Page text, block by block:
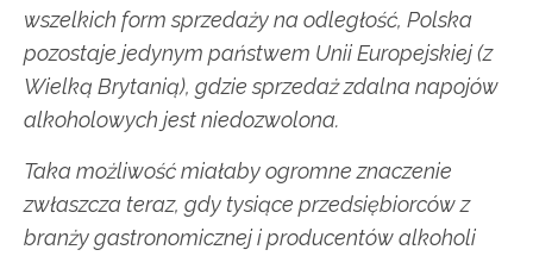
wszelkich form sprzedaży na odległość, Polska
pozostaje jedynym państwem Unii Europejskiej (z
Wielką Brytanią), gdzie sprzedaż zdalna napojów
alkoholowych jest niedozwolona.
Taka możliwość miałaby ogromne znaczenie
zwłaszcza teraz, gdy tysiące przedsiębiorców z
branży gastronomicznej i producentów alkoholi